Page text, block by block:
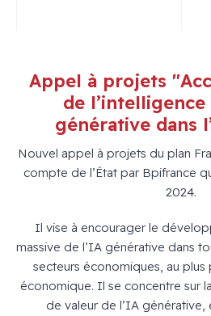
Appel à projets
de
générative dans
Nouvel appel à projets du plan
compte de l’État par Bpifrance
2024.
Il vise à encourager le
massive de l’IA générative dans
secteurs économiques, au
économique. Il se concentre sur
de valeur de l’IA générative,